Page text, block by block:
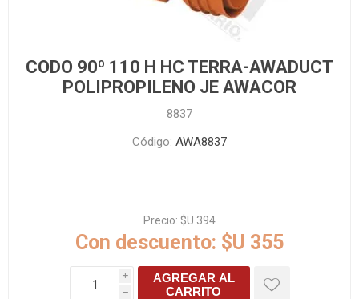
CODO 90º 110 H HC TERRA-AWADUCT
POLIPROPILENO JE AWACOR
8837
Código: AWA8837
Precio: $U 394
Con descuento: $U 355
i
h
AGREGAR AL
CARRITO